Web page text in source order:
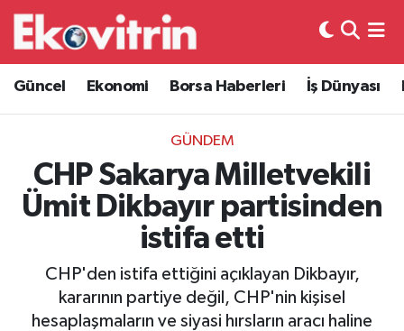
Güncel Ekonomi Borsa Haberleri İş Dünyası
GÜNDEM
CHP Sakarya Milletvekili
Ümit Dikbayır partisinden
istifa etti
CHP'den istifa ettiğini açıklayan Dikbayır,
kararının partiye değil, CHP'nin kişisel
hesaplaşmaların ve siyasi hırsların aracı haline
Güncel
Ekonomi
Borsa Haberleri
İş Dünyası
Otovitrin
Hava Durumu
Trafik Durumu
Süper Lig Puan Durumu ve Fikstür
Tüm Manşetler
Son Dakika Haberleri
Haber Arşivi